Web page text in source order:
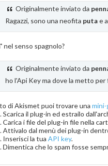
Originalmente inviato da
Ragazzi, sono una neofita puta e
nel senso spagnolo?
Originalmente inviato da
ho l'Api Key ma dove la metto per
di Akismet puoi trovare una mini-
Scarica il plug-in ed estrailo
Carica i file del plug-in file nella
Attivalo dal menù dei plug-in
Inserisci la tua API key.
Dimentica che lo spam fosse